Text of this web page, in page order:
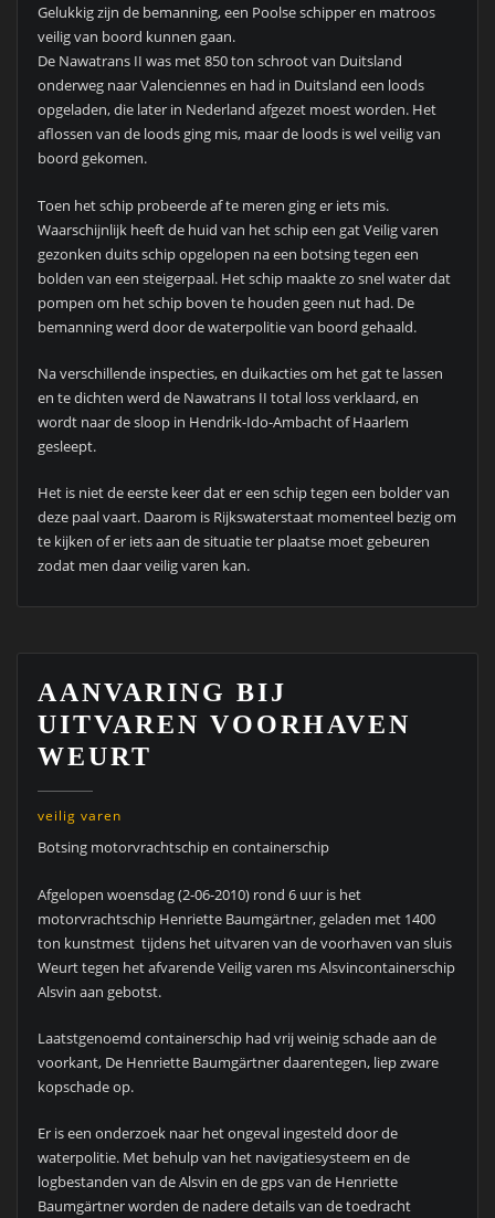
Gelukkig zijn de bemanning, een Poolse schipper en matroos
veilig van boord kunnen gaan.
De Nawatrans II was met 850 ton schroot van Duitsland
onderweg naar Valenciennes en had in Duitsland een loods
opgeladen, die later in Nederland afgezet moest worden. Het
aflossen van de loods ging mis, maar de loods is wel veilig van
boord gekomen.
Toen het schip probeerde af te meren ging er iets mis.
Waarschijnlijk heeft de huid van het schip een gat Veilig varen
gezonken duits schip opgelopen na een botsing tegen een
bolden van een steigerpaal. Het schip maakte zo snel water dat
pompen om het schip boven te houden geen nut had. De
bemanning werd door de waterpolitie van boord gehaald.
Na verschillende inspecties, en duikacties om het gat te lassen
en te dichten werd de Nawatrans II total loss verklaard, en
wordt naar de sloop in Hendrik-Ido-Ambacht of Haarlem
gesleept.
Het is niet de eerste keer dat er een schip tegen een bolder van
deze paal vaart. Daarom is Rijkswaterstaat momenteel bezig om
te kijken of er iets aan de situatie ter plaatse moet gebeuren
zodat men daar veilig varen kan.
AANVARING BIJ
UITVAREN VOORHAVEN
WEURT
veilig varen
Botsing motorvrachtschip en containerschip
Afgelopen woensdag (2-06-2010) rond 6 uur is het
motorvrachtschip Henriette Baumgärtner, geladen met 1400
ton kunstmest tijdens het uitvaren van de voorhaven van sluis
Weurt tegen het afvarende Veilig varen ms Alsvincontainerschip
Alsvin aan gebotst.
Laatstgenoemd containerschip had vrij weinig schade aan de
voorkant, De Henriette Baumgärtner daarentegen, liep zware
kopschade op.
Er is een onderzoek naar het ongeval ingesteld door de
waterpolitie. Met behulp van het navigatiesysteem en de
logbestanden van de Alsvin en de gps van de Henriette
Baumgärtner worden de nadere details van de toedracht